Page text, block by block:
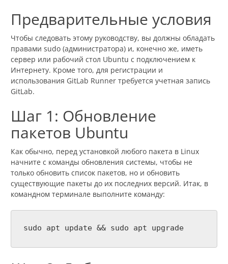
Предварительные условия
Чтобы следовать этому руководству, вы должны обладать
правами sudo (администратора) и, конечно же, иметь
сервер или рабочий стол Ubuntu с подключением к
Интернету. Кроме того, для регистрации и
использования GitLab Runner требуется учетная запись
GitLab.
Шаг 1: Обновление
пакетов Ubuntu
Как обычно, перед установкой любого пакета в Linux
начните с команды обновления системы, чтобы не
только обновить список пакетов, но и обновить
существующие пакеты до их последних версий. Итак, в
командном терминале выполните команду:
sudo apt update && sudo apt upgrade